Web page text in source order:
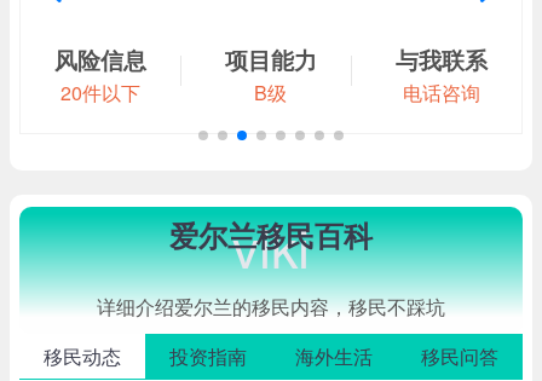
风险信息
20件以下
项目能力
B级
与我联系
电话咨询
爱尔兰移民百科
viki
详细介绍爱尔兰的移民内容，移民不踩坑
移民动态
投资指南 海外生活
移民问答